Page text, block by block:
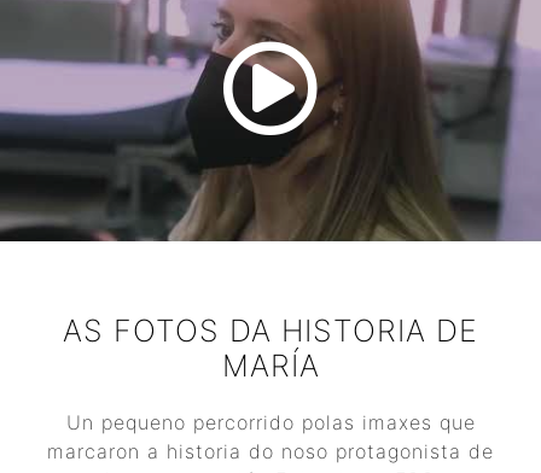
AS FOTOS DA HISTORIA DE
MARÍA
Un pequeno percorrido polas imaxes que
marcaron a historia do noso protagonista de